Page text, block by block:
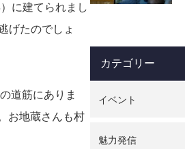
に建てられまし
げたのでしょ
道筋にありま
お地蔵さんも村
カテゴリー
イベント
魅力発信